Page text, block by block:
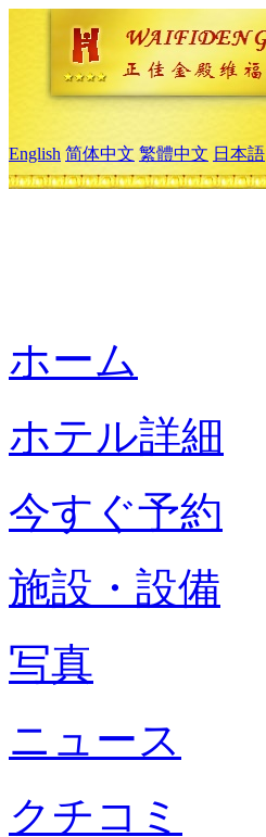
English 简体中文 繁體中文 日本語
ホーム
ホテル詳細
今すぐ予約
施設・設備
写真
ニュース
クチコミ